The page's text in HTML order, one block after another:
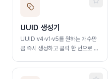
UUID 생성기
UUID v4·v1·v5를 원하는 개수만
큼 즉시 생성하고 클릭 한 번으로 복